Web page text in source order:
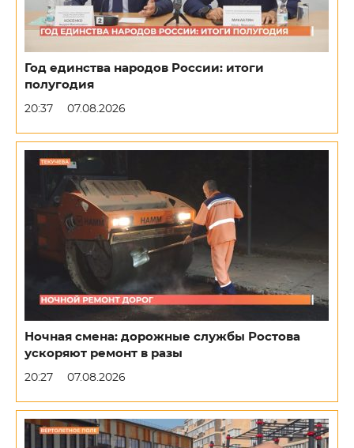
Год единства народов России: итоги
полугодия
20:37 07.08.2026
Ночная смена: дорожные службы Ростова
ускоряют ремонт в разы
20:27 07.08.2026